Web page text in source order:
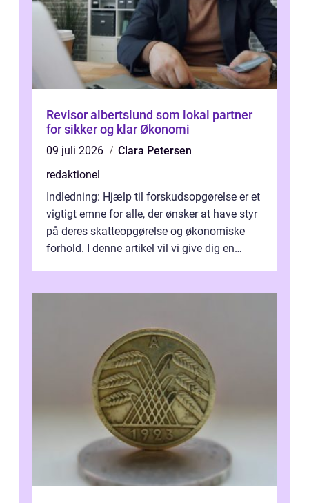
Revisor albertslund som lokal partner
for sikker og klar Økonomi
09 juli 2026
Clara Petersen
redaktionel
Indledning: Hjælp til forskudsopgørelse er et
vigtigt emne for alle, der ønsker at have styr
på deres skatteopgørelse og økonomiske
forhold. I denne artikel vil vi give dig en